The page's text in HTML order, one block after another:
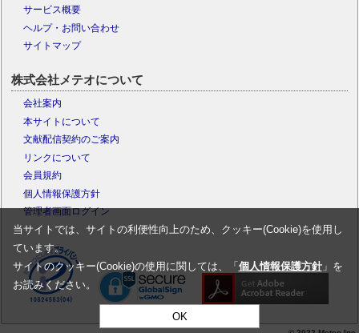
サービス概要
ヘルプ・お問い合わせ
サイトマップ
株式会社メテオについて
会社案内
本サイトについて
文献配信契約のご案内
リンクについて
会員規約
個人情報保護方針
管理者画面ログイン
当サイトでは、サイトの利便性向上のため、クッキー(Cookie)を使用し
ています。
サイトのクッキー(Cookie)の使用に関しては、「 個人情報保護方針」を
お読みください。
OK